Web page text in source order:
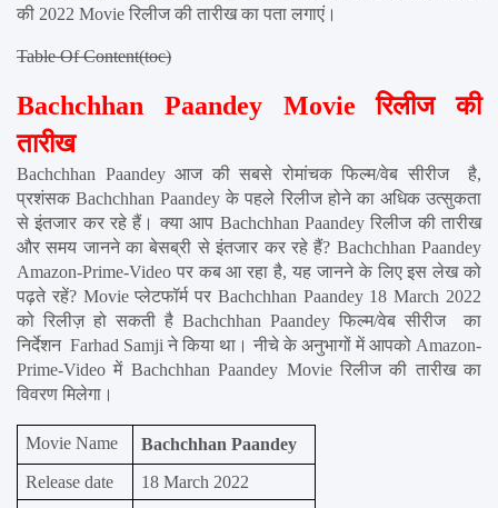
की 2022 Movie रिलीज की तारीख का पता लगाएं।
Table Of Content(toc)
Bachchhan Paandey Movie रिलीज की
तारीख
Bachchhan Paandey आज की सबसे रोमांचक फिल्म/वेब सीरीज  है,
प्रशंसक Bachchhan Paandey के पहले रिलीज होने का अधिक उत्सुकता
से इंतजार कर रहे हैं। क्या आप Bachchhan Paandey रिलीज की तारीख
और समय जानने का बेसब्री से इंतजार कर रहे हैं? Bachchhan Paandey
Amazon-Prime-Video पर कब आ रहा है, यह जानने के लिए इस लेख को
पढ़ते रहें? Movie प्लेटफॉर्म पर Bachchhan Paandey 18 March 2022
को रिलीज़ हो सकती है Bachchhan Paandey फिल्म/वेब सीरीज  का
निर्देशन  Farhad Samji ने किया था। नीचे के अनुभागों में आपको Amazon-
Prime-Video में Bachchhan Paandey Movie रिलीज की तारीख का
विवरण मिलेगा।
Movie Name
Bachchhan Paandey
Release date
18 March 2022